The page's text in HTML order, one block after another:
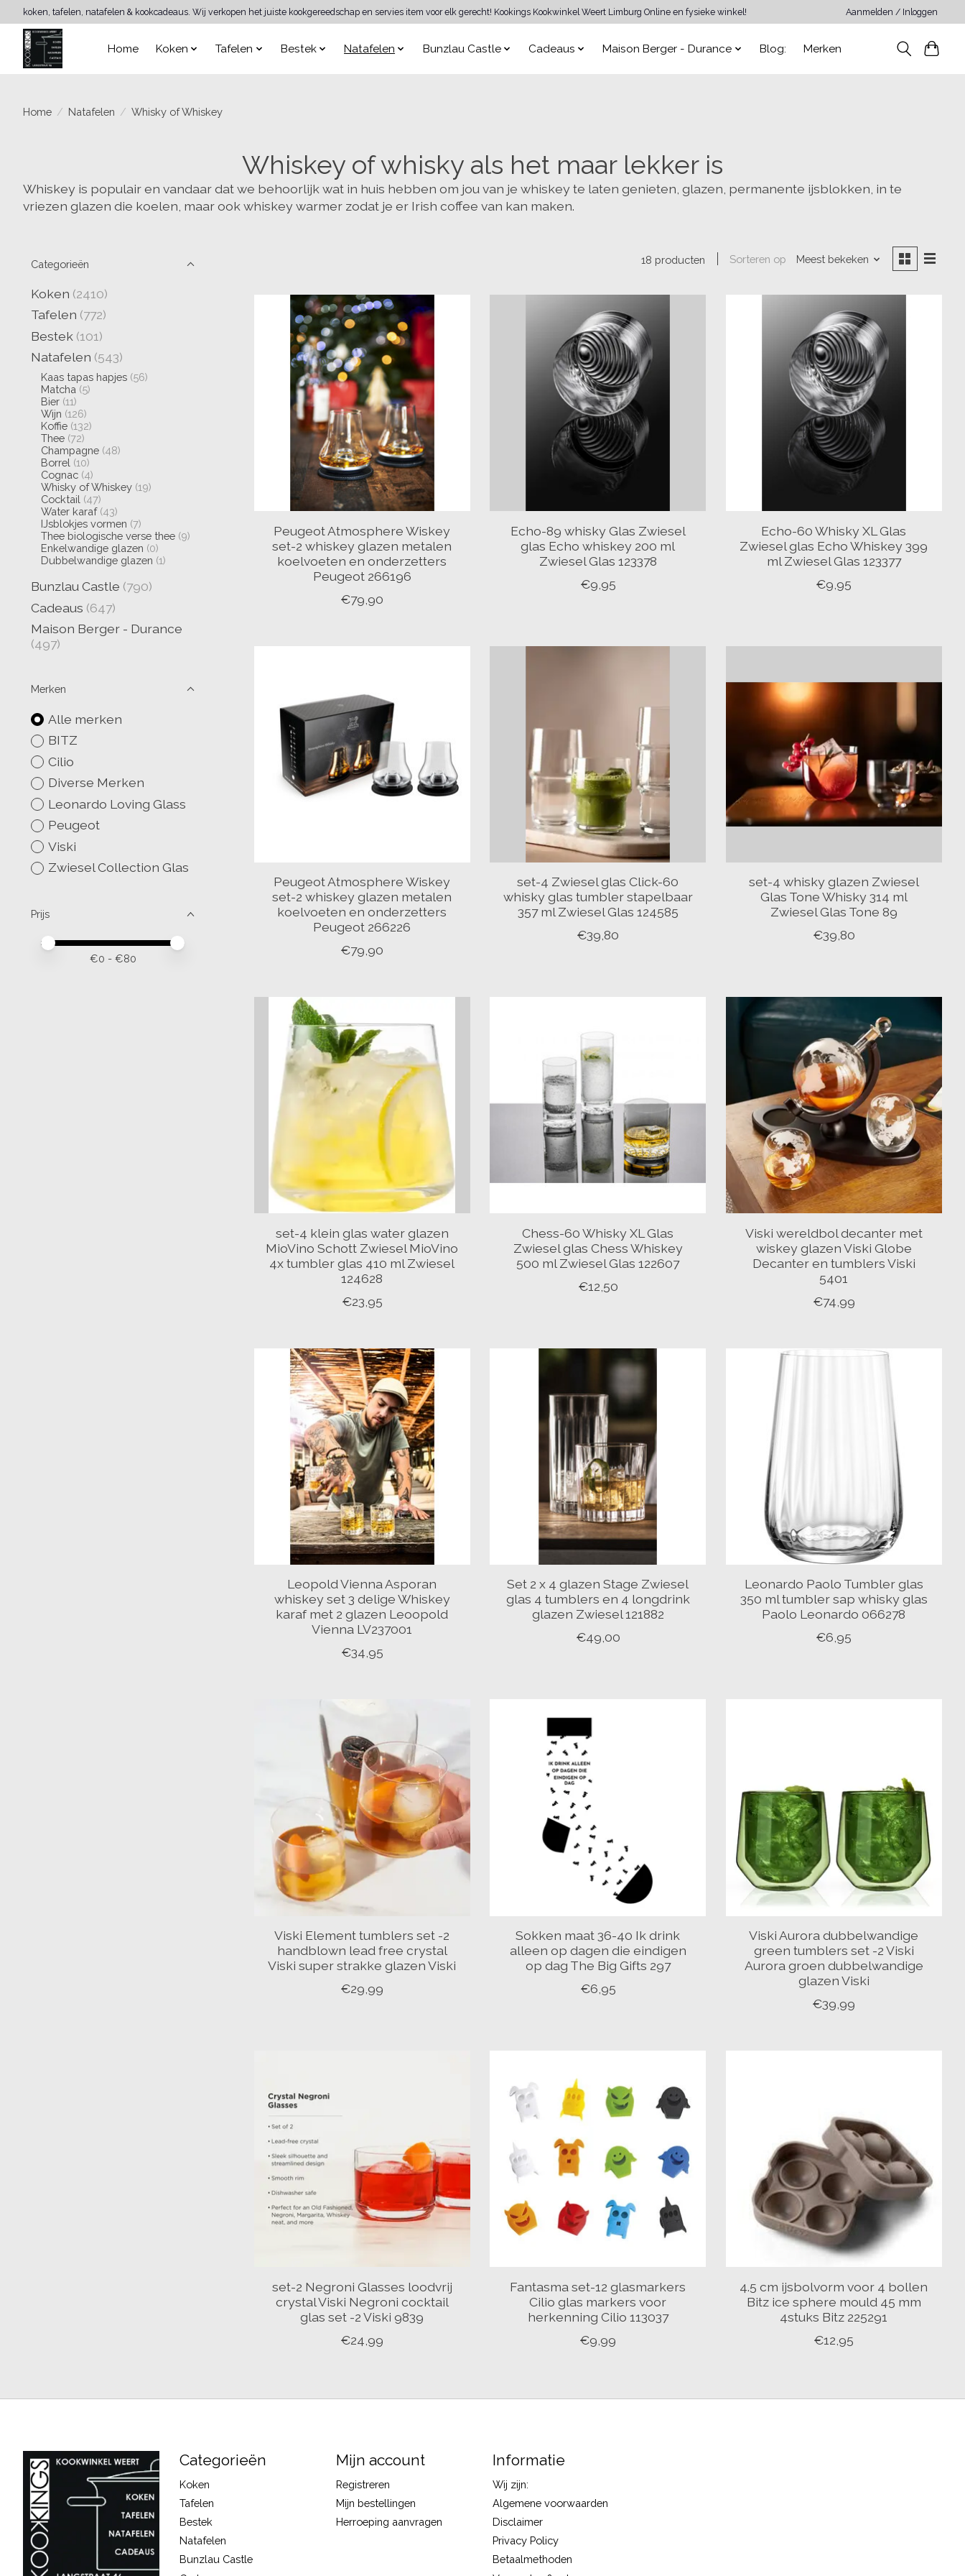
koken, tafelen, natafelen & kookcadeaus. Wij verkopen het juiste kookgereedschap en servies item voor elk gerecht! Kookings Kookwinkel Weert Limburg Online en fysieke winkel! Aanmelden / Inloggen
Home Koken Tafelen Bestek Natafelen Bunzlau Castle Cadeaus Maison Berger - Durance Blog: Merken
Home / Natafelen / Whisky of Whiskey
Whiskey of whisky als het maar lekker is
Whiskey is populair en vandaar dat we behoorlijk wat in huis hebben om jou van je whiskey te laten genieten, glazen, permanente ijsblokken, in te
vriezen glazen die koelen, maar ook whiskey warmer zodat je er Irish coffee van kan maken.
Categorieën
Koken (2410)
Tafelen (772)
Bestek (101)
Natafelen (543)
Kaas tapas hapjes (56)
Matcha (5)
Bier (11)
Wijn (126)
Koffie (132)
Thee (72)
Champagne (48)
Borrel (10)
Cognac (4)
Whisky of Whiskey (19)
Cocktail (47)
Water karaf (43)
IJsblokjes vormen (7)
Thee biologische verse thee (9)
Enkelwandige glazen (0)
Dubbelwandige glazen (1)
Bunzlau Castle (790)
Cadeaus (647)
Maison Berger - Durance
(497)
Merken
Alle merken
BITZ
Cilio
Diverse Merken
Leonardo Loving Glass
Peugeot
Viski
Zwiesel Collection Glas
Prijs
Minimale prijswaarde
Price maximum value
€0 - €80
18 producten Sorteren op Meest bekeken
Peugeot Atmosphere Wiskey
set-2 whiskey glazen metalen
koelvoeten en onderzetters
Peugeot 266196
€79,90
Echo-89 whisky Glas Zwiesel
glas Echo whiskey 200 ml
Zwiesel Glas 123378
€9,95
Echo-60 Whisky XL Glas
Zwiesel glas Echo Whiskey 399
ml Zwiesel Glas 123377
€9,95
Peugeot Atmosphere Wiskey
set-2 whiskey glazen metalen
koelvoeten en onderzetters
Peugeot 266226
€79,90
set-4 Zwiesel glas Click-60
whisky glas tumbler stapelbaar
357 ml Zwiesel Glas 124585
€39,80
set-4 whisky glazen Zwiesel
Glas Tone Whisky 314 ml
Zwiesel Glas Tone 89
€39,80
set-4 klein glas water glazen
MioVino Schott Zwiesel MioVino
4x tumbler glas 410 ml Zwiesel
124628
€23,95
Chess-60 Whisky XL Glas
Zwiesel glas Chess Whiskey
500 ml Zwiesel Glas 122607
€12,50
Viski wereldbol decanter met
wiskey glazen Viski Globe
Decanter en tumblers Viski
5401
€74,99
Leopold Vienna Asporan
whiskey set 3 delige Whiskey
karaf met 2 glazen Leoopold
Vienna LV237001
€34,95
Set 2 x 4 glazen Stage Zwiesel
glas 4 tumblers en 4 longdrink
glazen Zwiesel 121882
€49,00
Leonardo Paolo Tumbler glas
350 ml tumbler sap whisky glas
Paolo Leonardo 066278
€6,95
Viski Element tumblers set -2
handblown lead free crystal
Viski super strakke glazen Viski
€29,99
Sokken maat 36-40 Ik drink
alleen op dagen die eindigen
op dag The Big Gifts 297
€6,95
Viski Aurora dubbelwandige
green tumblers set -2 Viski
Aurora groen dubbelwandige
glazen Viski
€39,99
set-2 Negroni Glasses loodvrij
crystal Viski Negroni cocktail
glas set -2 Viski 9839
€24,99
Fantasma set-12 glasmarkers
Cilio glas markers voor
herkenning Cilio 113037
€9,99
4.5 cm ijsbolvorm voor 4 bollen
Bitz ice sphere mould 45 mm
4stuks Bitz 225291
€12,95
Categorieën
Koken
Tafelen
Bestek
Natafelen
Bunzlau Castle
Mijn account
Registreren
Mijn bestellingen
Herroeping aanvragen
Informatie
Wij zijn:
Algemene voorwaarden
Disclaimer
Privacy Policy
Betaalmethoden